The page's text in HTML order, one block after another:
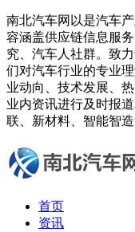
南北汽车网以是汽车
容涵盖供应链信息服
究、汽车人社群。致
们对汽车行业的专业
业动向、技术发展、
业内资讯进行及时报
联、新材料、智能智造
首页
资讯